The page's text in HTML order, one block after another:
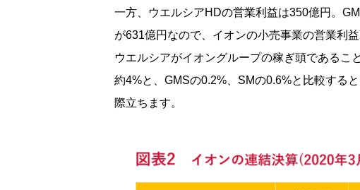
一方、ウエルシアHDの営業利益は350億円。
が631億円なので、イオンの小売事業の営業利
ウエルシアがイオングループの稼ぎ頭であるこ
約4%と、GMSの0.2%、SMの0.6%と比較する
際立ちます。